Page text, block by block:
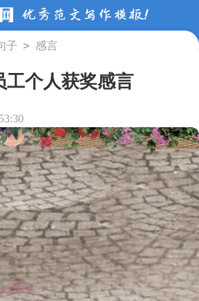
子 > 感言
工个人获奖感言